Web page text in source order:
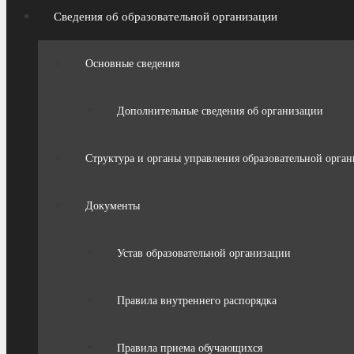
Сведения об образовательной организации
Основные сведения
Дополнительные сведения об организации
Структура и органы управления образовательной
Документы
Устав образовательной организации
Правила внутреннего распорядка
Правила приема обучающихся